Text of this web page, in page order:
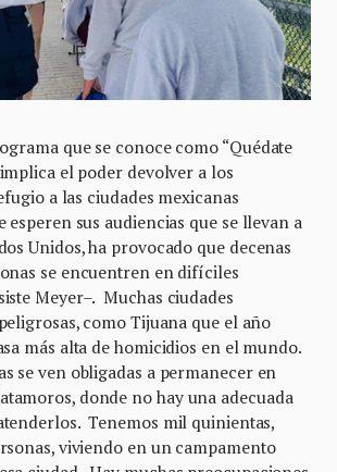
que se conoce como “Quédate
el poder devolver a los
a las ciudades mexicanas
esperen sus audiencias que se llevan a
Unidos, ha provocado que decenas
se encuentren en difíciles
Meyer–. Muchas ciudades
como Tijuana que el año
más alta de homicidios en el mundo.
se ven obligadas a permanecer en
donde no hay una adecuada
Tenemos mil quinientas,
viviendo en un campamento